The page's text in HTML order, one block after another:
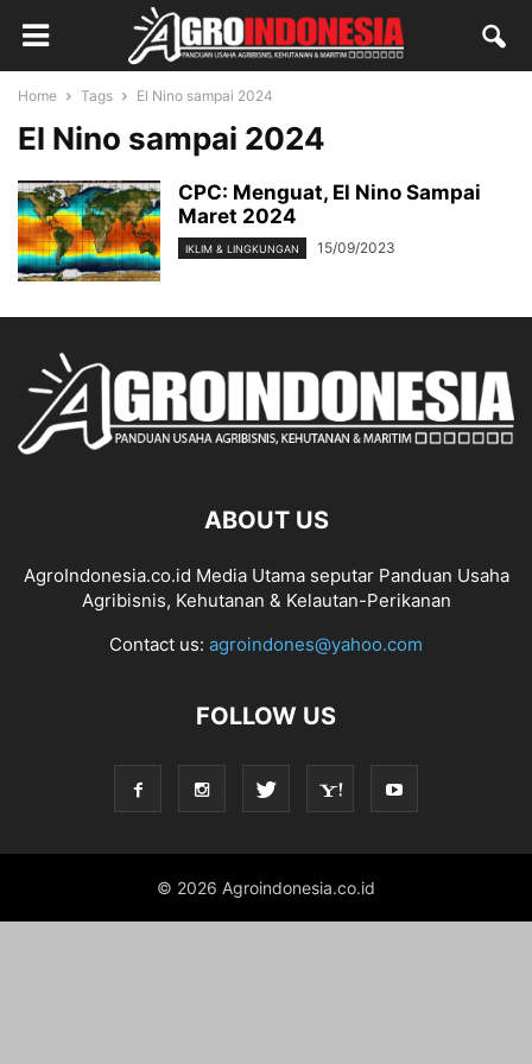
Home Tags El Nino sampai 2024
El Nino sampai 2024
CPC: Menguat, El Nino Sampai
Maret 2024
IKLIM & LINGKUNGAN 15/09/2023
ABOUT US
AgroIndonesia.co.id Media Utama seputar Panduan Usaha
Agribisnis, Kehutanan & Kelautan-Perikanan
Contact us: agroindones@yahoo.com
FOLLOW US
© 2026 Agroindonesia.co.id